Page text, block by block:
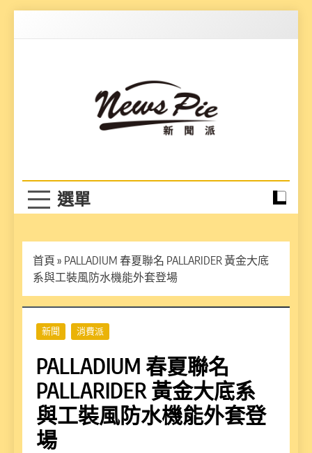
首頁 » PALLADIUM 春夏聯名 PALLARIDER 黃金大底
系與工裝風防水機能外套登場
新聞 消費派
PALLADIUM 春夏聯名
PALLARIDER 黃金大底系
與工裝風防水機能外套登
場